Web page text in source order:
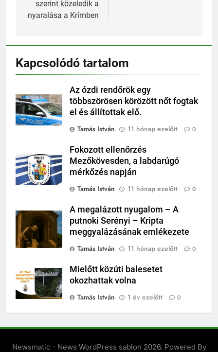
szerint közeledik a
nyaralása a Krímben
Kapcsolódó tartalom
Az ózdi rendőrök egy
többszörösen körözött nőt fogtak
el és állítottak elő.
Tamás István
11 hónap ezelőtt 0
Fokozott ellenőrzés
Mezőkövesden, a labdarúgó
mérkőzés napján
Tamás István
11 hónap ezelőtt 0
A megalázott nyugalom – A
putnoki Serényi – Kripta
meggyalázásának emlékezete
Tamás István
11 hónap ezelőtt 0
Mielőtt közúti balesetet
okozhattak volna
Tamás István
1 év ezelőtt 0
Newsmatic - News WordPress sablon 2026. Powered By